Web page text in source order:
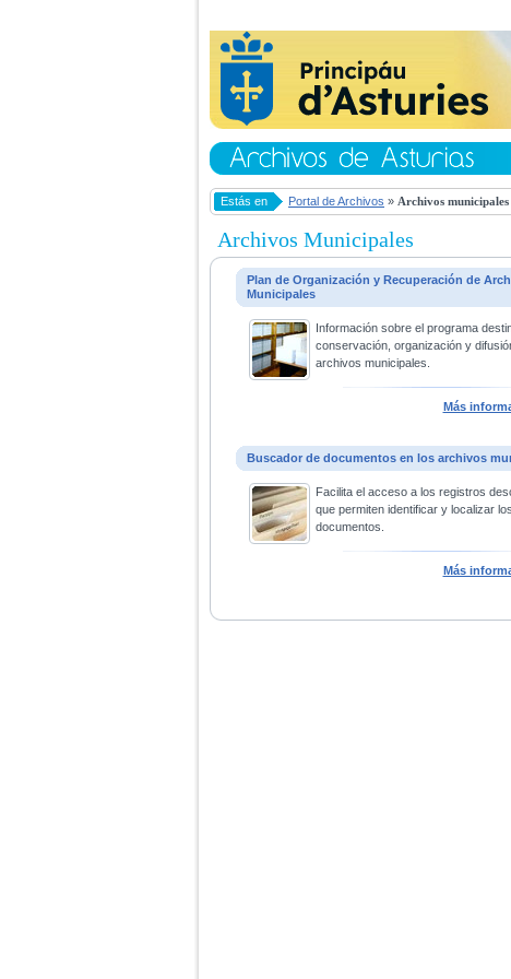
Estás en Portal de Archivos » Archivos municipales
Archivos Municipales
Plan de Organización y Recuperación de
Municipales
Información sobre el programa
conservación, organización y
archivos municipales.
Más
Buscador de documentos en los archivos
Facilita el acceso a los registros
que permiten identificar y localizar los
documentos.
Más